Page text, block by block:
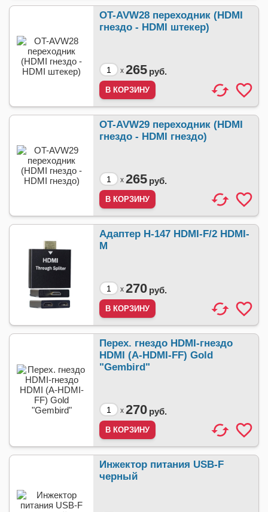
OT-AVW28 переходник (HDMI
гнездо - HDMI штекер)
x 265 руб.
OT-AVW29 переходник (HDMI
гнездо - HDMI гнездо)
x 265 руб.
Адаптер H-147 HDMI-F/2 HDMI-
M
x 270 руб.
Перех. гнездо HDMI-гнездо
HDMI (A-HDMI-FF) Gold
"Gembird"
x 270 руб.
Инжектор питания USB-F
черный